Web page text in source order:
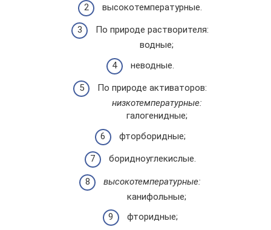
высокотемпературные.
По природе растворителя:
водные;
неводные.
По природе активаторов:
низкотемпературные:
галогенидные;
фторборидные;
боридноуглекислые.
высокотемпературные:
канифольные;
фторидные;